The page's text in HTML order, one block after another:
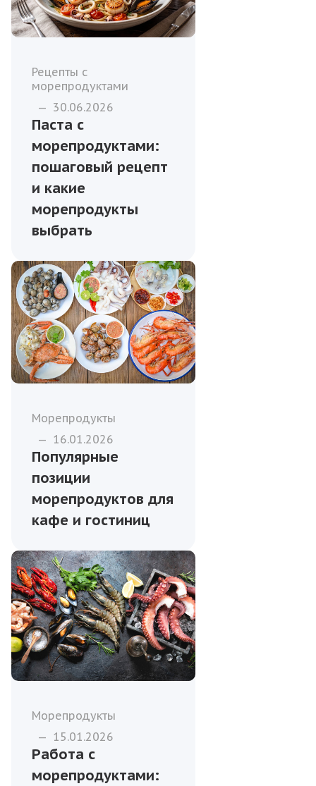
Рецепты с
морепродуктами
— 30.06.2026
Паста с
морепродуктами:
пошаговый рецепт
и какие
морепродукты
выбрать
Морепродукты
— 16.01.2026
Популярные
позиции
морепродуктов для
кафе и гостиниц
Морепродукты
— 15.01.2026
Работа с
морепродуктами: